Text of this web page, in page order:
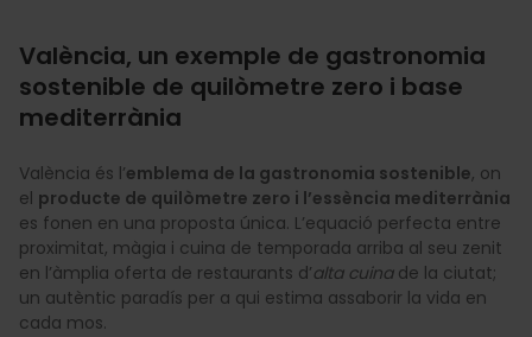
València, un exemple de gastronomia
sostenible de quilòmetre zero i base
mediterrània
València és l’emblema de la gastronomia sostenible, on
el producte de quilòmetre zero i l’essència mediterrània
es fonen en una proposta única. L’equació perfecta entre
proximitat, màgia i cuina de temporada arriba al seu zenit
en l’àmplia oferta de restaurants d’alta cuinade la ciutat;
un autèntic paradís per a qui estima assaborir la vida en
cada mos.